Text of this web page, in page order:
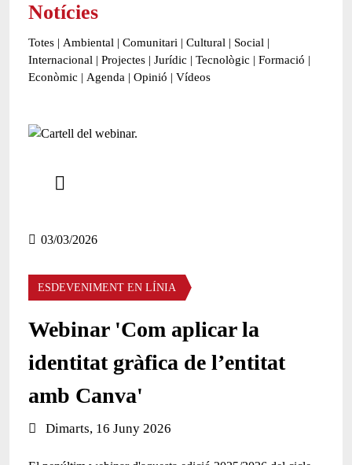
Notícies
Totes | Ambiental | Comunitari | Cultural | Social |
Internacional | Projectes | Jurídic | Tecnològic | Formació |
Econòmic | Agenda | Opinió | Vídeos
03/03/2026
ESDEVENIMENT EN LÍNIA
Webinar 'Com aplicar la
identitat gràfica de l’entitat
amb Canva'
Data de l'esdeveniment:
Dimarts, 16 Juny 2026